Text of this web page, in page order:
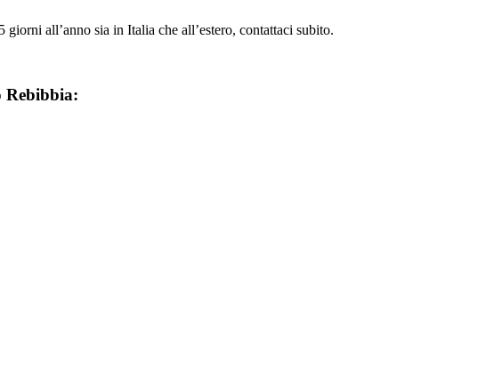
all’anno sia in Italia che all’estero, contattaci subito.
Rebibbia: